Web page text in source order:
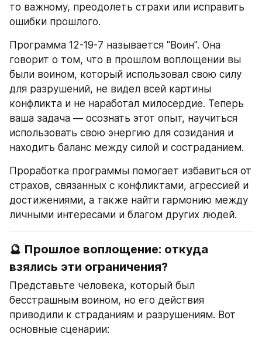
то важному, преодолеть страхи или исправить
ошибки прошлого.
Программа 12-19-7 называется "Воин". Она
говорит о том, что в прошлом воплощении вы
были воином, который использовал свою силу
для разрушений, не видел всей картины
конфликта и не наработал милосердие. Теперь
ваша задача — осознать этот опыт, научиться
использовать свою энергию для созидания и
находить баланс между силой и состраданием.
Проработка программы помогает избавиться от
страхов, связанных с конфликтами, агрессией и
достижениями, а также найти гармонию между
личными интересами и благом других людей.
🔮 Прошлое воплощение: откуда
взялись эти ограничения?
Представьте человека, который был
бесстрашным воином, но его действия
приводили к страданиям и разрушениям. Вот
основные сценарии: